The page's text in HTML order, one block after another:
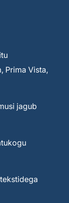
Prima Vista,
jagub